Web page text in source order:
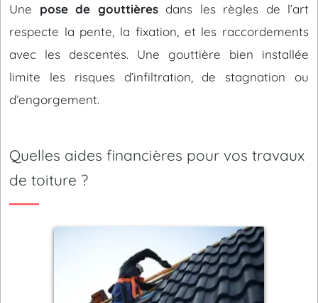
Une pose de gouttièresdans les règles de l’art
respecte la pente, la fixation, et les raccordements
avec les descentes. Une gouttière bien installée
limite les risques d’infiltration, de stagnation ou
d’engorgement.
Quelles aides financières pour vos travaux
de toiture ?